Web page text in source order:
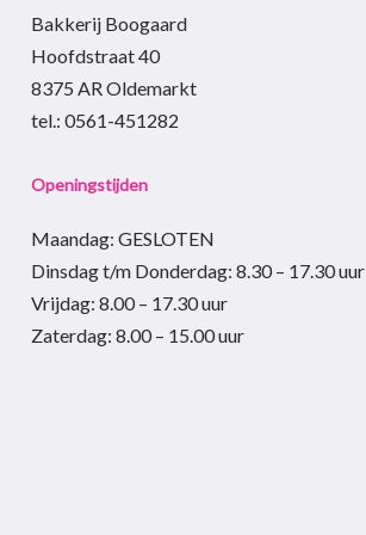
op
de
productpagina
Bakkerij Boogaard
Hoofdstraat 40
8375 AR Oldemarkt
tel.: 0561-451282
Openingstijden
Maandag: GESLOTEN
Dinsdag t/m Donderdag:8.30 – 17.30uur
Vrijdag:8.00 – 17.30uur
Zaterdag:8.00 – 15.00uur